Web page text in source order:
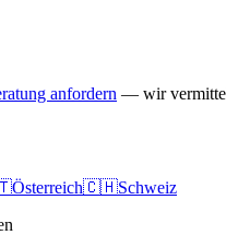
anfordern — wir
Österreich🇨🇭Schweiz